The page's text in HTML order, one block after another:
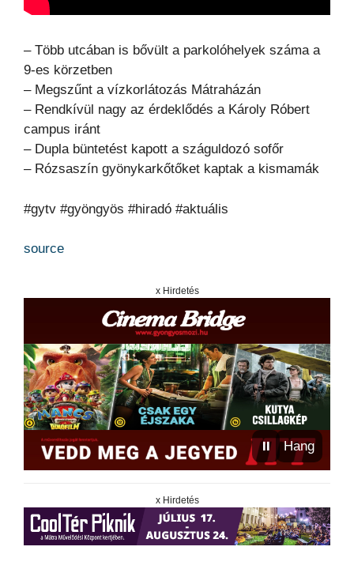
– Több utcában is bővült a parkolóhelyek száma a
9-es körzetben
– Megszűnt a vízkorlátozás Mátraházán
– Rendkívül nagy az érdeklődés a Károly Róbert
campus iránt
– Dupla büntetést kapott a száguldozó sofőr
– Rózsaszín gyönykarkőtőket kaptak a kismamák
#gytv #gyöngyös #hiradó #aktuális
source
x Hirdetés
⏸ Hang
x Hirdetés